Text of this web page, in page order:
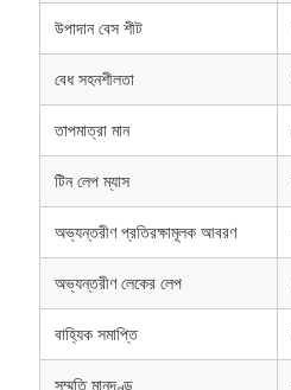
উপাদান বেস শীট
বেধ সহনশীলতা
তাপমাত্রা মান
টিন লেপ ম্যাস
অভ্যন্তরীণ প্রতিরক্ষামূলক আবরণ
অভ্যন্তরীণ লেকের লেপ
বাহ্যিক সমাপ্তি
সম্মতি মানদণ্ড